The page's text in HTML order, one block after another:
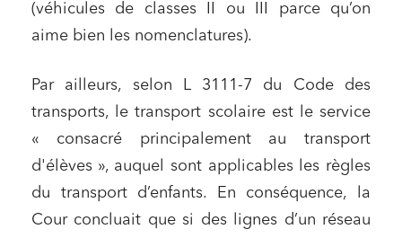
(véhicules de classes II ou III parce qu’on
aime bien les nomenclatures).
Par ailleurs, selon L 3111-7 du Code des
transports, le transport scolaire est le service
« consacré principalement au transport
d'élèves », auquel sont applicables les règles
du transport d’enfants. En conséquence, la
Cour concluait que si des lignes d’un réseau